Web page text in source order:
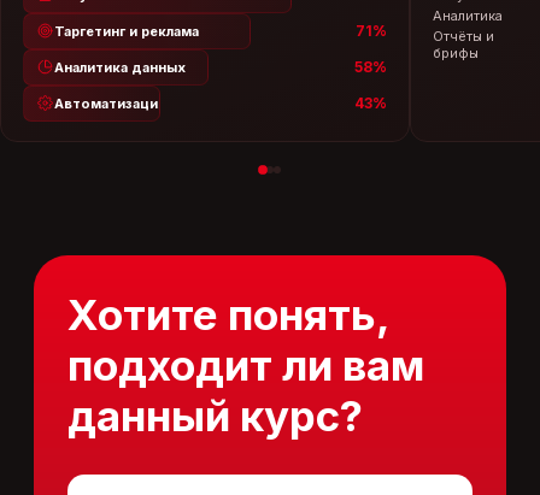
Таргетинг и реклама 71%
Аналитика данных 58%
Автоматизация 43%
Аналитика
Отчёты и
брифы
На курсе разбираем реальные кейсы из практики
поста по промпту, сгенерировать визуальный
контент, адаптировать tone of voice бренда с
помощью ChatGPT и Claude, автоматизировать
рутинные задачи и использовать ИИ для анализа
конкурентов и аудитории.
Современный подход
к образованию